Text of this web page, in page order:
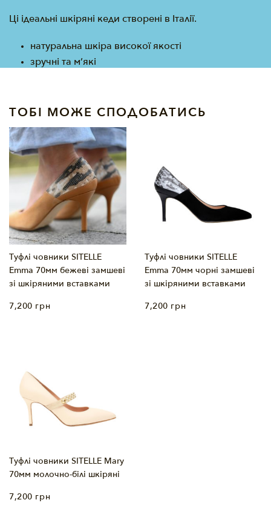
Ці ідеальні шкіряні кеди створені в Італії.
натуральна шкіра високої якості
зручні та м’які
ТОБІ МОЖЕ СПОДОБАТИСЬ
Туфлі човники SITELLE
Emma 70мм бежеві замшеві
зі шкіряними вставками
7,200 грн
Туфлі човники SITELLE
Emma 70мм чорні замшеві
зі шкіряними вставками
7,200 грн
Туфлі човники SITELLE Mary
70мм молочно-білі шкіряні
7,200 грн